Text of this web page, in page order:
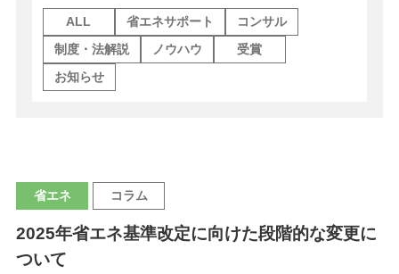
導入実績
採用情報
ALL 省エネサポート
コンサル
制度・法解説
ノウハウ
受賞
お知らせ
省エネ コラム
2025年省エネ基準改定に向けた段階的な変更に
ついて